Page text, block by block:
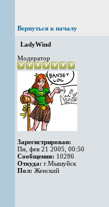
Вернуться к началу
LadyWind
Модератор
Зарегистрирован:
Пн, фев 21 2005, 00:50
Сообщения: 10286
Откуда: г.Мышуйск
Пол: Женский